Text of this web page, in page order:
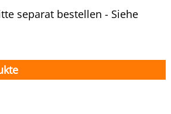
separat bestellen - Siehe